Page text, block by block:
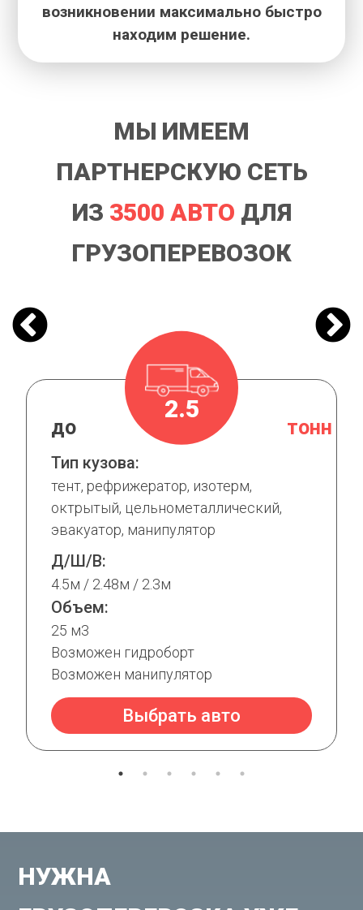
возникновении максимально быстро
находим решение.
МЫ ИМЕЕМ
ПАРТНЕРСКУЮ СЕТЬ
ИЗ 3500 АВТО ДЛЯ
ГРУЗОПЕРЕВОЗОК
2.5
до тонн
Тип кузова:
тент, рефрижератор, изотерм,
октрытый, цельнометаллический,
эвакуатор, манипулятор
Д/Ш/В:
4.5м / 2.48м / 2.3м
Объем:
25 м3
Возможен гидроборт
Возможен манипулятор
Выбрать авто
НУЖНА